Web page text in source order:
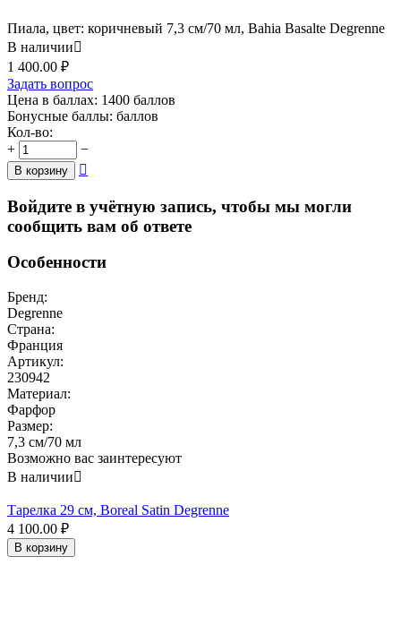
Пиала, цвет: коричневый 7,3 см/70 мл, Bahia Basalte Degrenne
В наличии
1 400.00 ₽
Задать вопрос
Цена в баллах: 1400 баллов
Бонусные баллы: баллов
Кол-во:
+
−
В корзину 
Войдите в учётную запись, чтобы мы могли
сообщить вам об ответе
Особенности
Бренд:
Degrenne
Страна:
Франция
Артикул:
230942
Материал:
Фарфор
Размер:
7,3 см/70 мл
Возможно вас заинтересуют
В наличии
Тарелка 29 см, Boreal Satin Degrenne
4 100.00 ₽
В корзину